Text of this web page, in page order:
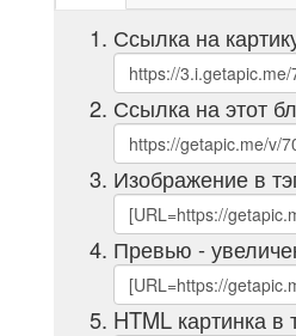
Ссылка на
Ссылка на этот
Изображение в
Превью -
HTML картинка в